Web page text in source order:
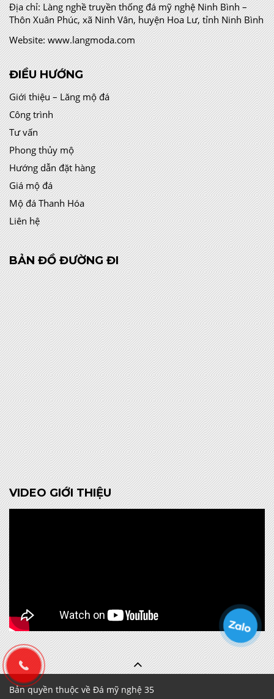
Địa chỉ:Làng nghề truyền thống đá mỹ nghệ Ninh Bình –
Thôn Xuân Phúc, xã Ninh Vân, huyện Hoa Lư, tỉnh Ninh Bình
Website: www.langmoda.com
ĐIỀU HƯỚNG
Giới thiệu – Lăng mộ đá
Công trình
Tư vấn
Phong thủy mộ
Hướng dẫn đặt hàng
Giá mộ đá
Mộ đá Thanh Hóa
Liên hệ
BẢN ĐỒ ĐƯỜNG ĐI
VIDEO GIỚI THIỆU
Bản quyền thuộc về Đá mỹ nghệ 35